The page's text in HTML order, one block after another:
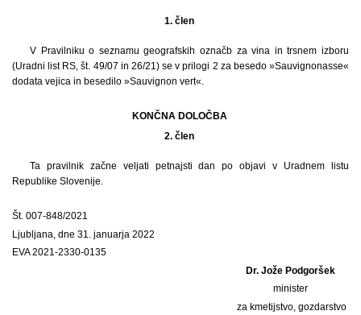
1. člen
V Pravilniku o seznamu geografskih označb za vina in trsnem izboru
(Uradni list RS, št. 49/07 in 26/21) se v prilogi 2 za besedo »Sauvignonasse«
dodata vejica in besedilo »Sauvignon vert«.
KONČNA DOLOČBA
2. člen
Ta pravilnik začne veljati petnajsti dan po objavi v Uradnem listu
Republike Slovenije.
Št. 007-848/2021
Ljubljana, dne 31. januarja 2022
EVA 2021-2330-0135
Dr. Jože Podgoršek
minister
za kmetijstvo, gozdarstvo